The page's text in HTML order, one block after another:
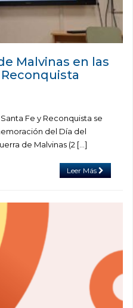
Malvinas en las
Fe y Reconquista se
del Día del
de Malvinas (2 […]
Leer Más